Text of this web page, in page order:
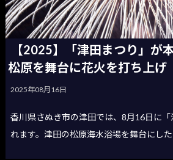
【2025】「津田まつり」が
松原を舞台に花火を打ち上げ
2025年08月16日
香川県さぬき市の津田では、8月16日に
れます。津田の松原海水浴場を舞台にした